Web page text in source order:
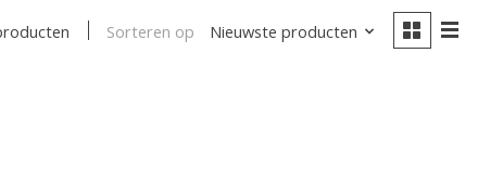
Sorteren op Nieuwste producten